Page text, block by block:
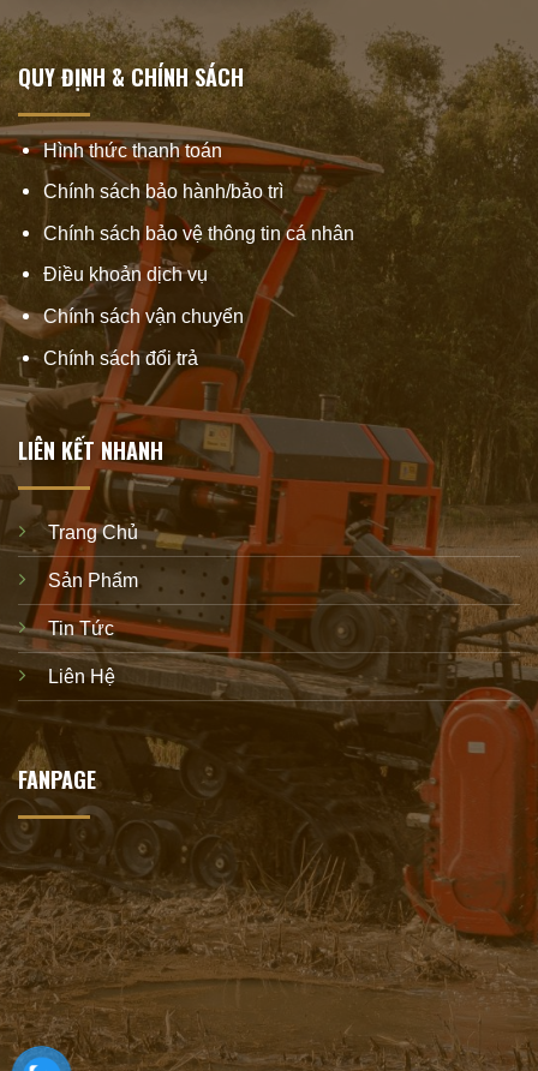
QUY ĐỊNH & CHÍNH SÁCH
Hình thức thanh toán
Chính sách bảo hành/bảo trì
Chính sách bảo vệ thông tin cá nhân
Điều khoản dịch vụ
Chính sách vận chuyển
Chính sách đổi trả
LIÊN KẾT NHANH
Trang Chủ
Sản Phẩm
Tin Tức
Liên Hệ
FANPAGE